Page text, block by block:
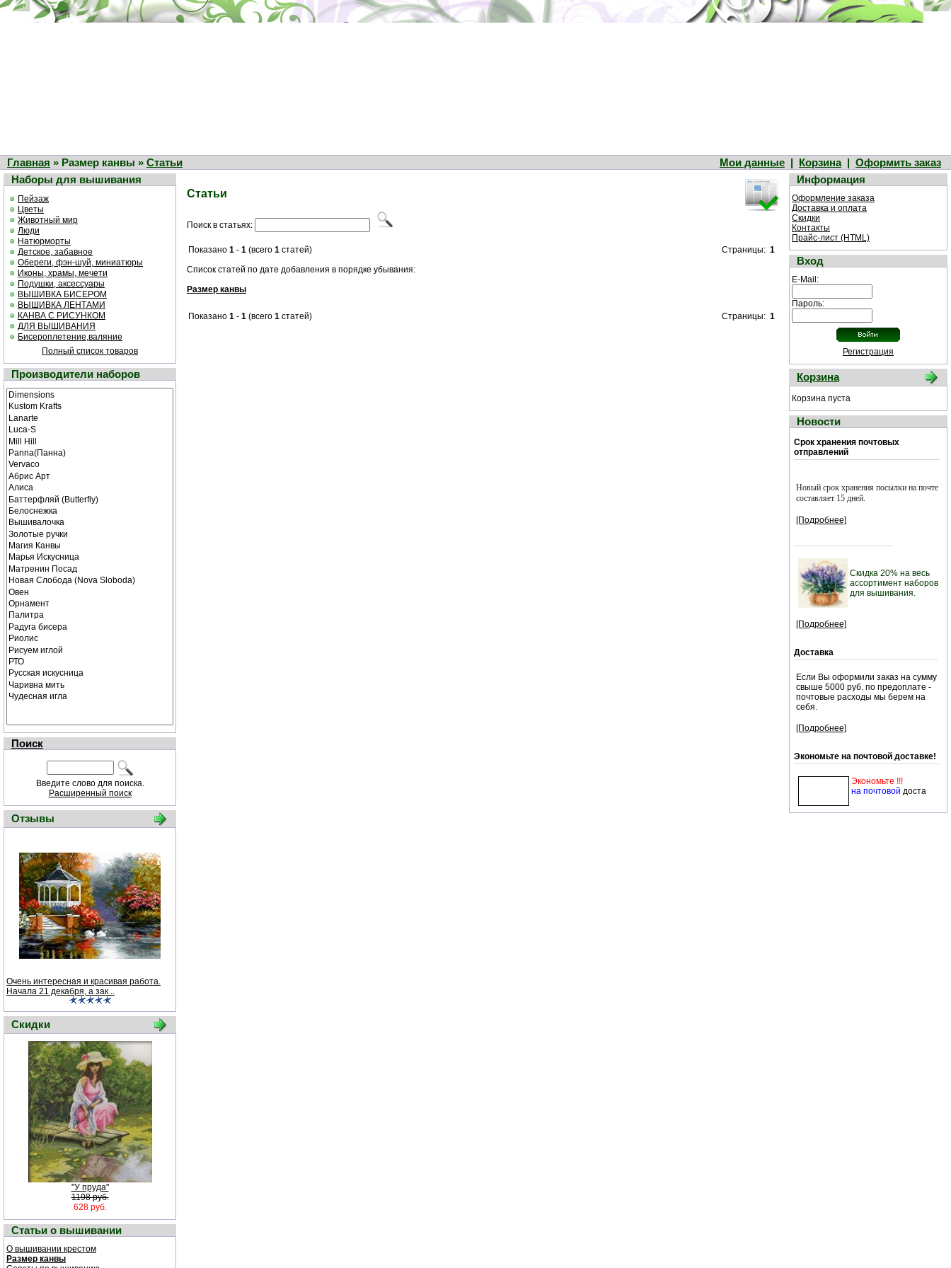
Главная » Размер канвы » Статьи Мои данные | Корзина| Оформить заказ
Наборы для вышивания
Пейзаж
Цветы
Животный мир
Люди
Натюрморты
Детское, забавное
Обереги, фэн-шуй, миниатюры
Иконы, храмы, мечети
Подушки, аксессуары
ВЫШИВКА БИСЕРОМ
ВЫШИВКА ЛЕНТАМИ
КАНВА С РИСУНКОМ
ДЛЯ ВЫШИВАНИЯ
Бисероплетение,валяние
Полный список товаров
Производители наборов
Поиск
Введите слово для поиска.
Расширенный поиск
Отзывы
Очень интересная и красивая работа.
Начала 21 декабря, а зак ..
Скидки
"У пруда"
1198 руб.
628 руб.
Статьи о вышивании
О вышивании крестом
Размер канвы
Статьи
Поиск в статьях:
Показано 1 - 1 (всего 1 статей) Страницы: 1
Список статей по дате добавления в порядке убывания:
Размер канвы
Показано 1 - 1 (всего 1 статей) Страницы: 1
Информация
Оформление заказа
Доставка и оплата
Скидки
Контакты
Прайс-лист (HTML)
Вход
E-Mail:
Пароль:
Регистрация
Корзина
Корзина пуста
Новости
Срок хранения почтовых
отправлений
Новый срок хранения посылки на почте
составляет 15 дней.
[Подробнее]
Скидка 20% на весь
ассортимент наборов
для вышивания.
[Подробнее]
Доставка
Если Вы оформили заказ на сумму
свыше 5000 руб. по предоплате -
почтовые расходы мы берем на
себя.
[Подробнее]
Экономьте на почтовой доставке!
Экономьте !!!
на почтовой доста